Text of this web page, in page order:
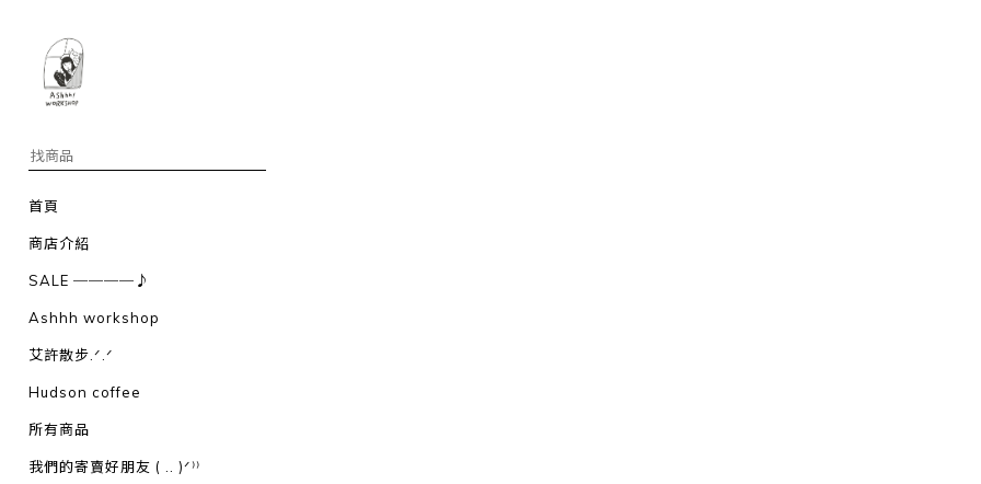
首頁
商店介紹
SALE ────♪
Ashhh workshop
艾許散步.ᐟ.ᐟ
Hudson coffee
所有商品
我們的寄賣好朋友 ( .. )ᐟ⁾⁾